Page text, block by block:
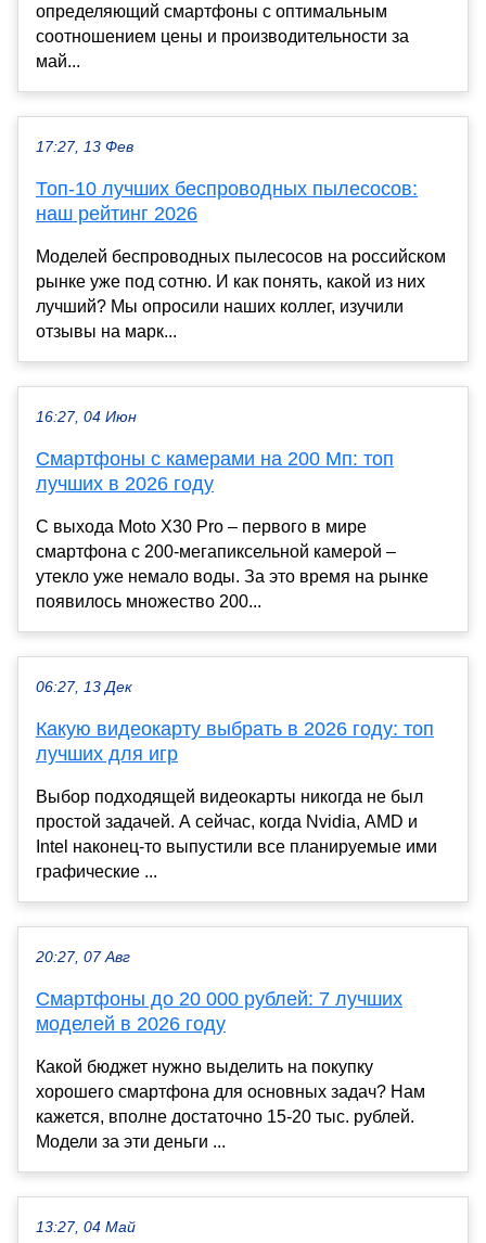
определяющий смартфоны с оптимальным
соотношением цены и производительности за
май...
17:27, 13 Фев
Топ-10 лучших беспроводных пылесосов:
наш рейтинг 2026
Моделей беспроводных пылесосов на российском
рынке уже под сотню. И как понять, какой из них
лучший? Мы опросили наших коллег, изучили
отзывы на марк...
16:27, 04 Июн
Смартфоны с камерами на 200 Мп: топ
лучших в 2026 году
С выхода Moto X30 Pro – первого в мире
смартфона с 200-мегапиксельной камерой –
утекло уже немало воды. За это время на рынке
появилось множество 200...
06:27, 13 Дек
Какую видеокарту выбрать в 2026 году: топ
лучших для игр
Выбор подходящей видеокарты никогда не был
простой задачей. А сейчас, когда Nvidia, AMD и
Intel наконец-то выпустили все планируемые ими
графические ...
20:27, 07 Авг
Смартфоны до 20 000 рублей: 7 лучших
моделей в 2026 году
Какой бюджет нужно выделить на покупку
хорошего смартфона для основных задач? Нам
кажется, вполне достаточно 15-20 тыс. рублей.
Модели за эти деньги ...
13:27, 04 Май